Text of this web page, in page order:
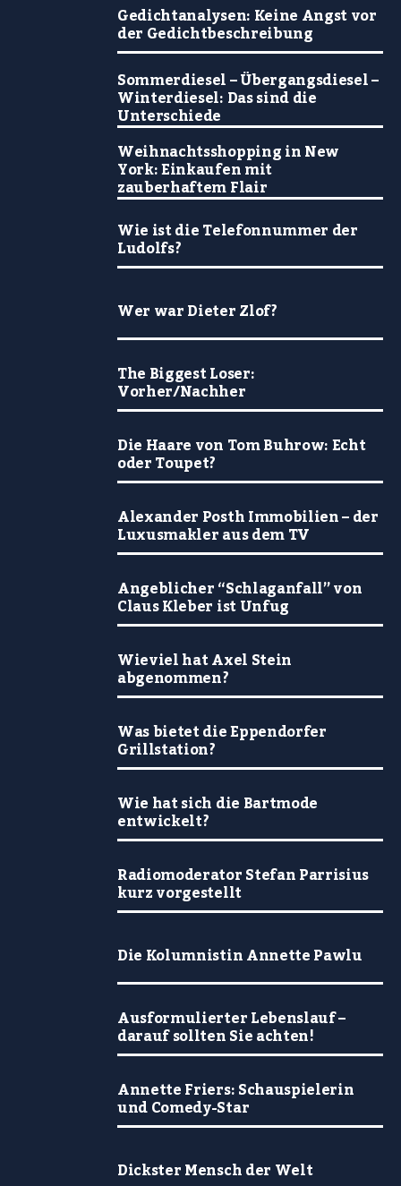
Gedichtanalysen: Keine Angst vor
der Gedichtbeschreibung
Sommerdiesel – Übergangsdiesel –
Winterdiesel: Das sind die
Unterschiede
Weihnachtsshopping in New
York: Einkaufen mit
zauberhaftem Flair
Wie ist die Telefonnummer der
Ludolfs?
Wer war Dieter Zlof?
The Biggest Loser:
Vorher/Nachher
Die Haare von Tom Buhrow: Echt
oder Toupet?
Alexander Posth Immobilien – der
Luxusmakler aus dem TV
Angeblicher “Schlaganfall” von
Claus Kleber ist Unfug
Wieviel hat Axel Stein
abgenommen?
Was bietet die Eppendorfer
Grillstation?
Wie hat sich die Bartmode
entwickelt?
Radiomoderator Stefan Parrisius
kurz vorgestellt
Die Kolumnistin Annette Pawlu
Ausformulierter Lebenslauf –
darauf sollten Sie achten!
Annette Friers: Schauspielerin
und Comedy-Star
Dickster Mensch der Welt